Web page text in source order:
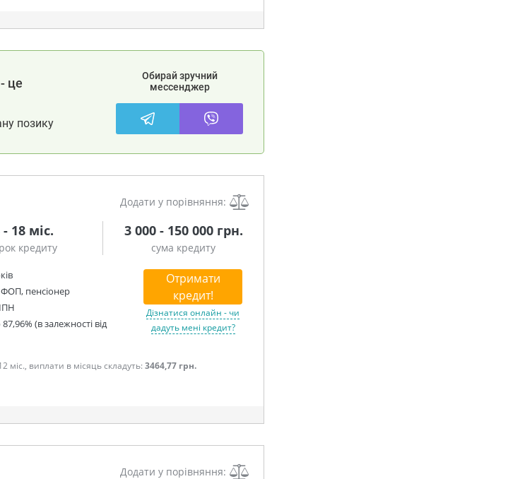
це
позику
Обирай зручний
мессенджер
Додати у порівняння:
- 18 міс.
кредиту
3 000 - 150 000 грн.
сума кредиту
ФОП, пенсіонер
(в залежності від
Отримати
кредит!
Дізнатися онлайн - чи
дадуть мені кредит?
міс., виплати в місяць складуть: 3464,77 грн.
Додати у порівняння: